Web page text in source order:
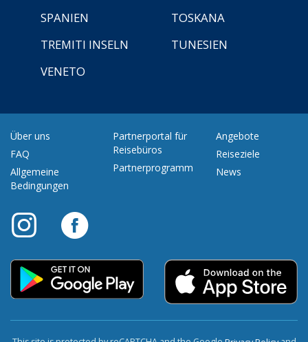
SPANIEN
TOSKANA
TREMITI INSELN
TUNESIEN
VENETO
Über uns
FAQ
Allgemeine
Bedingungen
Partnerportal für
Reisebüros
Partnerprogramm
Angebote
Reiseziele
News